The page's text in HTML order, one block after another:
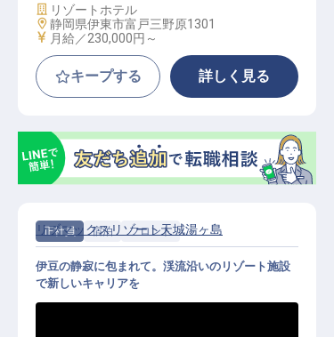
施設業態
リゾートホテル
勤務地
静岡県伊東市富戸三野原1301
給与
月給／230,000円～
キープする 詳しく見る
正社員 宿泊 フロント
リブマックスリゾート天城湯ヶ島
伊豆の静寂に包まれて。渓流沿いのリゾート施設
で新しいキャリアを